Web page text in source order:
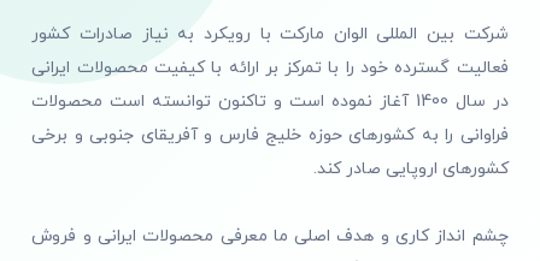
شرکت بین المللی الوان مارکت با رویکرد به نیاز صادرات کشور
فعالیت گسترده خود را با تمرکز بر ارائه با کیفیت محصولات ایرانی
در سال 1400 آغاز نموده است و تاکنون توانسته است محصولات
فراوانی را به کشورهای حوزه خلیج فارس و آفریقای جنوبی و برخی
کشورهای اروپایی صادر کند.
چشم انداز کاری و هدف اصلی ما معرفی محصولات ایرانی و فروش